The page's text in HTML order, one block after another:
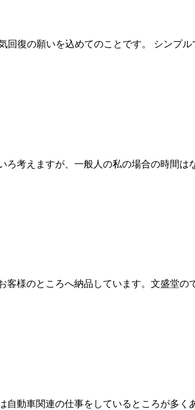
復の願いを込めてのことです。 シンプ
考えますが、一般人の私の場合の時間
様のところへ納品しています。文盛堂
動車関連の仕事をしているところが多